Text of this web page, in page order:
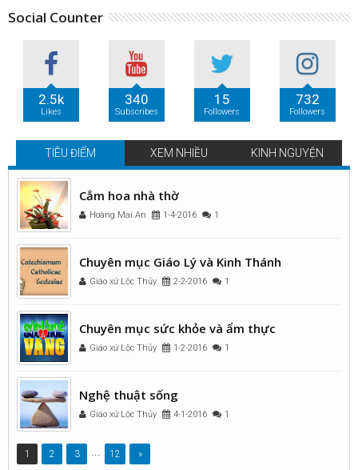
Social Counter
2.5k
Likes
340
Subscribes
15
Followers
732
Followers
TIÊU ĐIỂM XEM NHIỀU KINH NGUYỆN
Cắm hoa nhà thờ
Hoàng Mai An 1-4-2016 1
Chuyên mục Giáo Lý và Kinh Thánh
Giáo xứ Lộc Thủy 2-2-2016 1
Chuyên mục sức khỏe và ẩm thực
Giáo xứ Lộc Thủy 1-2-2016 1
Nghệ thuật sống
Giáo xứ Lộc Thủy 4-1-2016 1
1 2 3 ... 12 »